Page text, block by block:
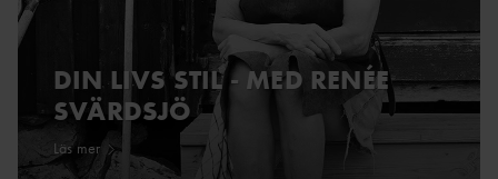
DIN LIVS STIL - MED RENÉE
SVÄRDSJÖ
Läs mer